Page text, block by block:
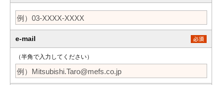
e-mail
（半角で入力してください）